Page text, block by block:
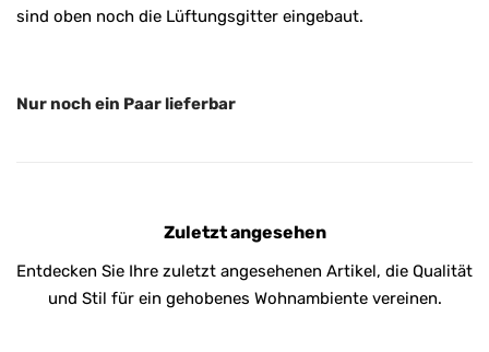
sind oben noch die Lüftungsgitter eingebaut.
Nur noch ein Paar lieferbar
Zuletzt angesehen
Entdecken Sie Ihre zuletzt angesehenen Artikel, die Qualität
und Stil für ein gehobenes Wohnambiente vereinen.